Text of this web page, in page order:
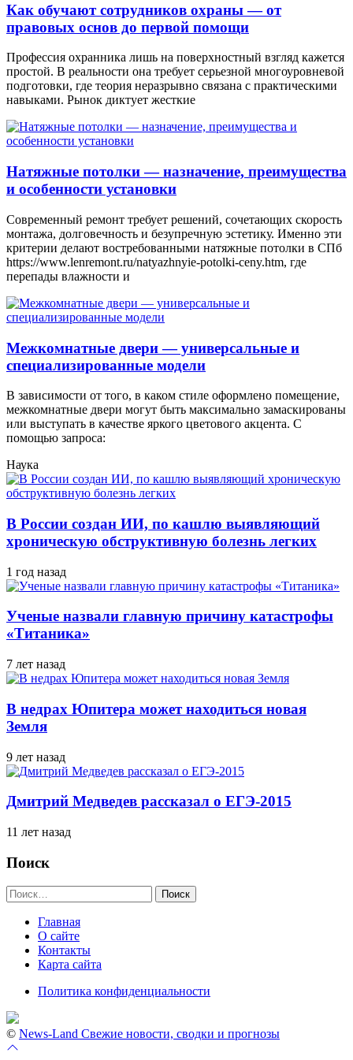
Как обучают сотрудников охраны — от
правовых основ до первой помощи
Профессия охранника лишь на поверхностный взгляд кажется
простой. В реальности она требует серьезной многоуровневой
подготовки, где теория неразрывно связана с практическими
навыками. Рынок диктует жесткие
Натяжные потолки — назначение, преимущества
и особенности установки
Современный ремонт требует решений, сочетающих скорость
монтажа, долговечность и безупречную эстетику. Именно эти
критерии делают востребованными натяжные потолки в СПб
https://www.lenremont.ru/natyazhnyie-potolki-ceny.htm, где
перепады влажности и
Межкомнатные двери — универсальные и
специализированные модели
В зависимости от того, в каком стиле оформлено помещение,
межкомнатные двери могут быть максимально замаскированы
или выступать в качестве яркого цветового акцента. С
помощью запроса:
Наука
В России создан ИИ, по кашлю выявляющий
хроническую обструктивную болезнь легких
1 год назад
Ученые назвали главную причину катастрофы
«Титаника»
7 лет назад
В недрах Юпитера может находиться новая
Земля
9 лет назад
Дмитрий Медведев рассказал о ЕГЭ-2015
11 лет назад
Поиск
Найти:
Главная
О сайте
Контакты
Карта сайта
Политика конфиденциальности
© News-Land Свежие новости, сводки и прогнозы
Перейти